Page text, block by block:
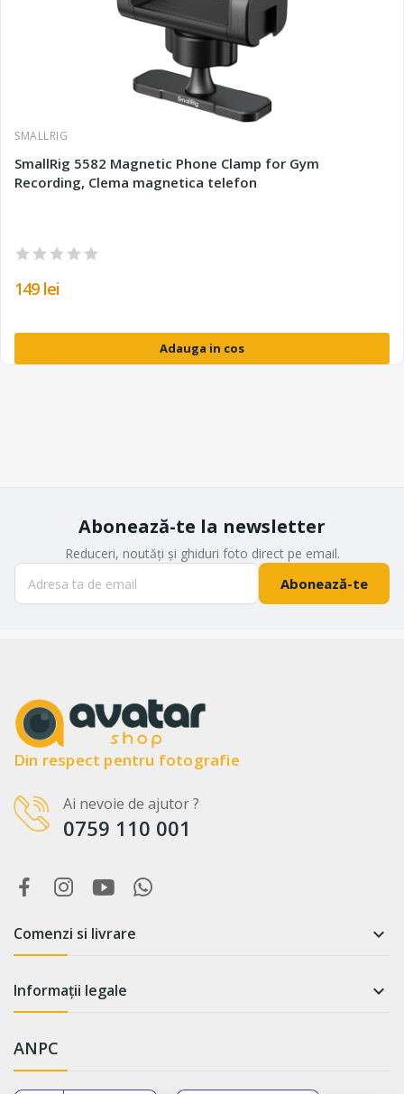
SMALLRIG
SmallRig 5582 Magnetic Phone Clamp for Gym
Recording, Clema magnetica telefon
149 lei
Adauga in cos
Abonează-te la newsletter
Reduceri, noutăți și ghiduri foto direct pe email.
Abonează-te
Din respect pentru fotografie
Ai nevoie de ajutor ?
0759 110 001
Comenzi si livrare 
Informații legale 
ANPC